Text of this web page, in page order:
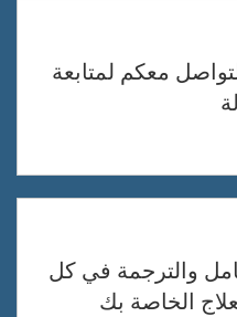
معكم لمتابعة
والترجمة في كل
الخاصة بك